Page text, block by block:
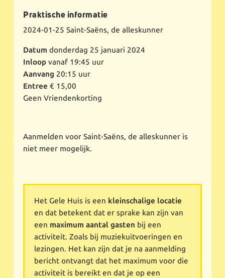
Praktische informatie
2024-01-25 Saint-Saëns, de alleskunner
Datum donderdag 25 januari 2024
Inloop vanaf 19:45 uur
Aanvang 20:15 uur
Entree € 15,00
Geen Vriendenkorting
Aanmelden voor Saint-Saëns, de alleskunner is
niet meer mogelijk.
Het Gele Huis is een kleinschalige locatie
en dat betekent dat er sprake kan zijn van
een maximum aantal gasten bij een
activiteit. Zoals bij muziekuitvoeringen en
lezingen. Het kan zijn dat je na aanmelding
bericht ontvangt dat het maximum voor die
activiteit is bereikt en dat je op een